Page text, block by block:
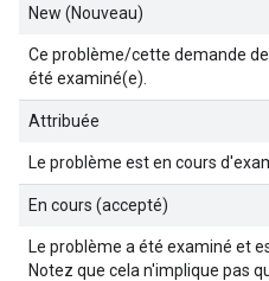
New (Nouveau)
Ce problème/cette demande
été examiné(e).
Attribuée
Le problème est en cours
En cours (accepté)
Le problème a été examiné et
Notez que cela n'implique pas